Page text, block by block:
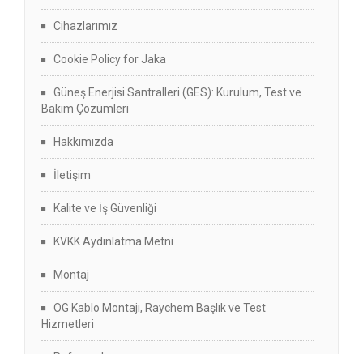
Cihazlarımız
Cookie Policy for Jaka
Güneş Enerjisi Santralleri (GES): Kurulum, Test ve
Bakım Çözümleri
Hakkımızda
İletişim
Kalite ve İş Güvenliği
KVKK Aydınlatma Metni
Montaj
OG Kablo Montajı, Raychem Başlık ve Test
Hizmetleri